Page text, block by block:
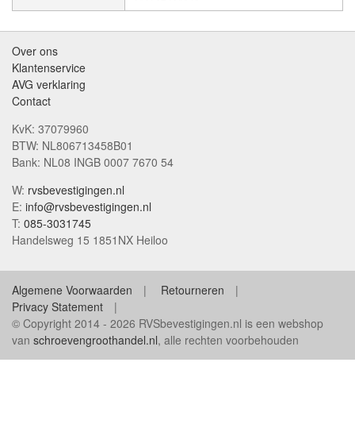
Over ons
Klantenservice
AVG verklaring
Contact
KvK: 37079960
BTW: NL806713458B01
Bank: NL08 INGB 0007 7670 54
W: rvsbevestigingen.nl
E: info@rvsbevestigingen.nl
T: 085-3031745
Handelsweg 15 1851NX Heiloo
Algemene Voorwaarden
Retourneren
Privacy Statement
© Copyright 2014 - 2026 RVSbevestigingen.nl is een webshop
van schroevengroothandel.nl, alle rechten voorbehouden